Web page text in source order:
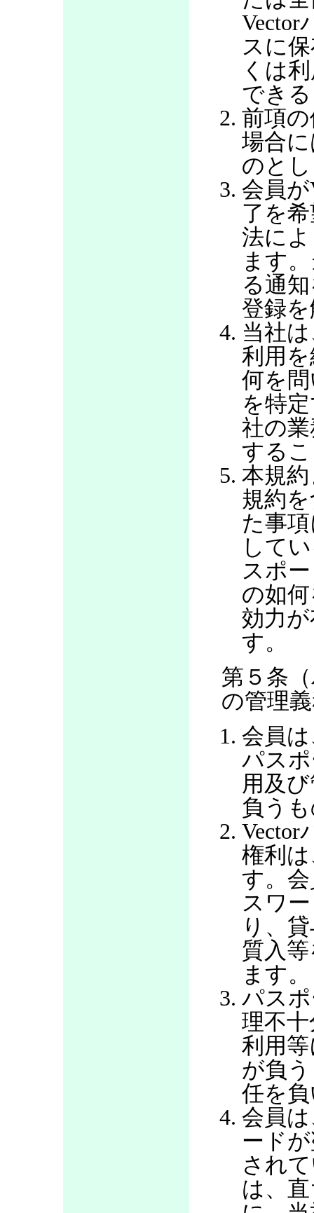
Vector
スに
くは
でき
前項
場合
のと
会員
了を
法に
ます
る通
登録
当社
利用
何を
を特
社の
する
本規
規約
た事
して
スポ
の如
効力
す。
第５条
の管理
会員
パス
用及
負う
Vector
権利
す。
スワ
り、
質入
ます。
パス
理不
利用
が負
任を
会員
ード
され
は、